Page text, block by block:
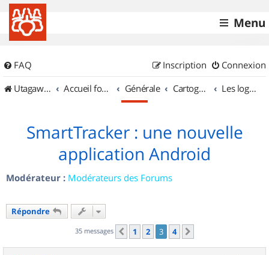
Menu
FAQ Connexion
Inscription
UtagawaVTT (Randos VTT et VTTAE avec traces GPS)
Accueil forum Générale Cartographie et GPS Les logiciels
SmartTracker : une nouvelle
application Android
Modérateur : Modérateurs des Forums
Répondre
35 messages Précédent
1 2 3 4